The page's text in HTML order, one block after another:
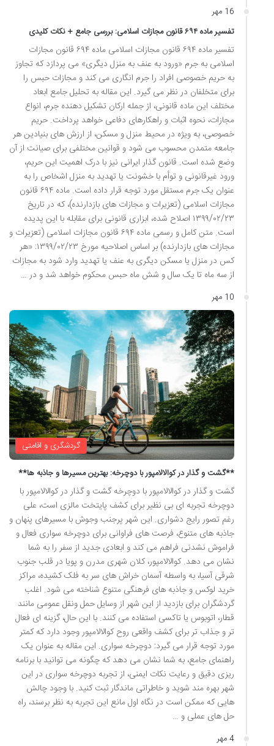
16 مهر
تفسیر ماده ۶۹۴ قانون مجازات اسلامی: بررسی جامع + نکات کلیدی
تفسیر ماده ۶۹۴ قانون مجازات اسلامی ماده ۶۹۴ قانون مجازات
اسلامی به جرم «ورود به عنف به منزل دیگری» می پردازد که تجاوز
به حریم خصوصی افراد را جرم انگاری می کند و مجازات حبس را
برای متخلفان در نظر می گیرد. این مقاله به تحلیل جامع ابعاد
مختلف این ماده قانونی، از جمله ارکان تشکیل دهنده جرم، انواع
مجازات، نحوه اثبات و راهکارهای دفاعی خواهد پرداخت. حریم
خصوصی، به ویژه در محیط منزل و مسکن، از ارزش های بنیادین هر
جامعه متمدن محسوب می شود و قوانین مختلفی برای صیانت از آن
وضع شده است. قانون گذار ایرانی نیز با درک اهمیت این حریم،
ورود غیرقانونی و توأم با خشونت یا تهدید به منزل اشخاص را به
عنوان یک جرم مستقل مورد توجه قرار داده است. ماده ۶۹۴ قانون
مجازات اسلامی (تعزیرات و مجازات های بازدارنده)، که در تاریخ
۱۳۹۹/۰۲/۲۳ اصلاح شده، ابزاری قانونی برای مقابله با این پدیده
است. متن کامل و رسمی ماده ۶۹۴ قانون مجازات اسلامی (تعزیرات و
مجازات های بازدارنده) بر اساس اصلاحیه مورخ ۱۳۹۹/۰۲/۲۳: «هر
کس در منزل یا مسکن دیگری به عنف یا تهدید وارد شود به مجازات
از سه ماه تا یک سال و شش ماه حبس محکوم خواهد شد و در …
10 مهر
گردشگری و اقامتی
**گشت و گذار در کوالالامپور با دوچرخه: بهترین مسیرها و جاذبه ها**
گشت و گذار در کوالالامپور با دوچرخه گشت و گذار در کوالالامپور با
دوچرخه تجربه ای بی نظیر برای کشف پایتخت مالزی است، علی
رغم تصور رایج دشواری. این شهر پرجنب وجوش با مسیرهای پنهان و
جاذبه های متنوع، فرصت های فراوانی برای دوچرخه سواری فعال و
فراموش نشدنی فراهم می کند و ابعادی جدید از سفر را به شما
نشان می دهد. کوالالامپور، کلان شهری مدرن و پویا در قلب جنوب
شرقی آسیا، به واسطه آسمان خراش های سر به فلک کشیده، مراکز
خرید لوکس و جاذبه های فرهنگی متنوع شناخته می شود. اغلب
گردشگران برای بازدید از این شهر از وسایل حمل ونقل عمومی مانند
قطار، اتوبوس یا تاکسی استفاده می کنند. با این حال، گزینه ای فعال
تر و جذاب تر برای کشف واقعی روح کوالالامپور وجود دارد که کمتر
مورد توجه قرار می گیرد: دوچرخه سواری. این مقاله به عنوان یک
راهنمای جامع، به شما نشان می دهد که چگونه می توانید با برنامه
ریزی دقیق و رعایت نکات ایمنی، از تجربه دوچرخه سواری در این
شهر بهره مند شوید و خاطراتی ماندگار ثبت کنید. با وجود چالش
هایی که ممکن است در نگاه اول مانع این تجربه به نظر برسند، راه
حل های عملی و …
4 مهر